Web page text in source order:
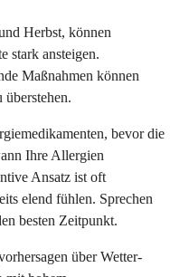
Herbst, können
stark ansteigen.
Maßnahmen können
überstehen.
bevor die
Ihre Allergien
Ansatz ist oft
elend fühlen. Sprechen
besten Zeitpunkt.
über Wetter-